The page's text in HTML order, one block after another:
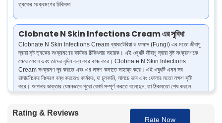
ত্বকের সংক্রমণের চিকিৎসা
Clobnate N Skin Infections Cream এর সুবিধা
Clobnate N Skin Infections Cream ব্যাকটেরিয়া ও ফাঙ্গাস (Fungi) এর মতো জীবাণু
দ্বারা সৃষ্ট ত্বকের সংক্রমণের কার্যকর চিকিৎসায় সহায়ক। এই ওষুধটি জীবাণু দ্বারা সৃষ্ট সংক্রমণকে
মেরে ফেলে এবং তাদের বৃদ্ধি বন্ধ করে কাজ করে। Clobnate N Skin Infections
Cream সংক্রমণ দূর করতে এবং এর লক্ষণ কমাতে সাহায্য করে। এই ওষুধটি এমন সব
রাসায়নিকের নিঃসরণ বন্ধ করতেও কার্যকর, যা চুলকানি, লালচে ভাব এবং ফোলার মতো লক্ষণ সৃষ্টি
করে। আপনার ডাক্তার যেমনভাবে পুরো কোর্স সম্পূর্ণ করতে বলেছেন, তা ঠিকমতো শেষ করলে
Rating & Reviews
Rate Now